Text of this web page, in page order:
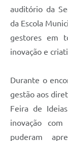
auditório da
da Escola
gestores em
inovação e
Durante o
gestão aos
Feira de
inovação
puderam